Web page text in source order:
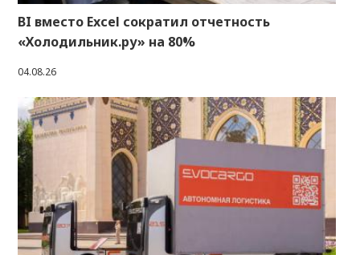
BI вместо Excel сократил отчетность
«Холодильник.ру» на 80%
04.08.26